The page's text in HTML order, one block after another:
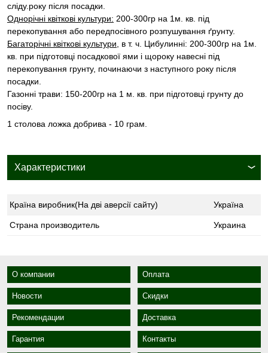
сліду.року після посадки.
Однорічні квіткові культури: 200-300гр на 1м. кв. під
перекопування або передпосівного розпушування ґрунту.
Багаторічні квіткові культури , в т. ч. Цибулинні: 200-300гр на 1м.
кв. при підготовці посадкової ями і щороку навесні під
перекопування грунту, починаючи з наступного року після
посадки.
Газонні трави: 150-200гр на 1 м. кв. при підготовці грунту до
посіву.
1 столова ложка добрива - 10 грам.
Характеристики
Країна виробник(На дві аверсії сайту) Україна
Страна производитель Украина
О компании Оплата
Новости Скидки
Рекомендации Доставка
Гарантия Контакты